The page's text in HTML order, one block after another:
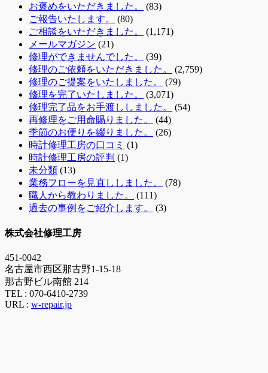
お褒めをいただきました。
(83)
ご報告いたします。
(80)
ご相談をいただきました。
(1,171)
メールマガジン (21)
修理ができませんでした。
(39)
修理のご依頼をいただきました。
(2,759)
修理のご提案をいたしました。
(79)
修理を完了いたしました。
(3,071)
修理完了品をお手渡ししました。
(54)
再修理をご用命賜りました。
(44)
季節のお便りを綴りました。
(26)
時計修理工房の口コミ (1)
時計修理工房の評判 (1)
未分類 (13)
業務フローを見直ししました。
(78)
職人から教わりました。
(111)
過去の事例をご紹介します。
(3)
株式会社修理工房
451-0042
名古屋市西区那古野1-15-18
那古野ビル南館 214
TEL : 070-6410-2739
URL : w-repair.jp